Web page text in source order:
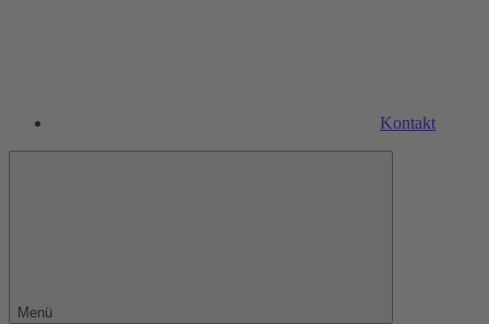
Kontakt
Menü